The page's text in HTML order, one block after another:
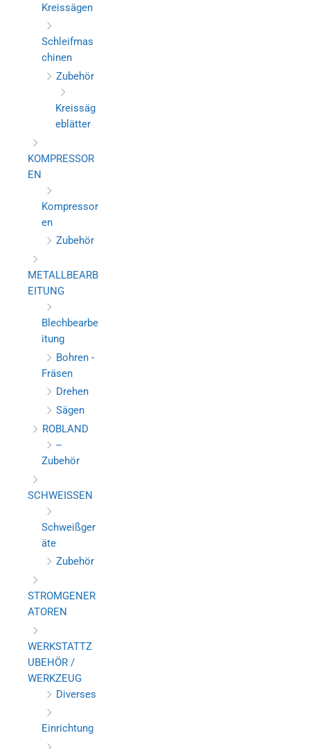
Kreissägen
Schleifmas
chinen
Zubehör
Kreissäg
eblätter
KOMPRESSOR
EN
Kompressor
en
Zubehör
METALLBEARB
EITUNG
Blechbearbe
itung
Bohren -
Fräsen
Drehen
Sägen
ROBLAND
--
Zubehör
SCHWEISSEN
Schweißger
äte
Zubehör
STROMGENER
ATOREN
WERKSTATTZ
UBEHÖR /
WERKZEUG
Diverses
Einrichtung